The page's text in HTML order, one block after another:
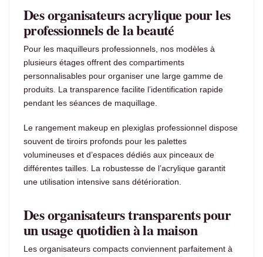
Des organisateurs acrylique pour les
professionnels de la beauté
Pour les maquilleurs professionnels, nos modèles à
plusieurs étages offrent des compartiments
personnalisables pour organiser une large gamme de
produits. La transparence facilite l’identification rapide
pendant les séances de maquillage.
Le rangement makeup en plexiglas professionnel dispose
souvent de tiroirs profonds pour les palettes
volumineuses et d’espaces dédiés aux pinceaux de
différentes tailles. La robustesse de l’acrylique garantit
une utilisation intensive sans détérioration.
Des organisateurs transparents pour
un usage quotidien à la maison
Les organisateurs compacts conviennent parfaitement à